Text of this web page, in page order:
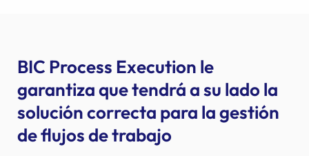
BIC Process Execution le
garantiza que tendrá a su lado la
solución correcta para la gestión
de flujos de trabajo